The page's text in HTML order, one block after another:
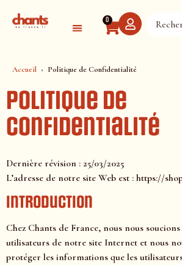
0
Accueil Politique de Confidentialité
Politique de
Confidentialité
Dernière révision : 25/03/2025
L’adresse de notre site Web est : https://
Introduction
Chez Chants de France, nous nous
utilisateurs de notre site Internet et nous
protéger les informations que les